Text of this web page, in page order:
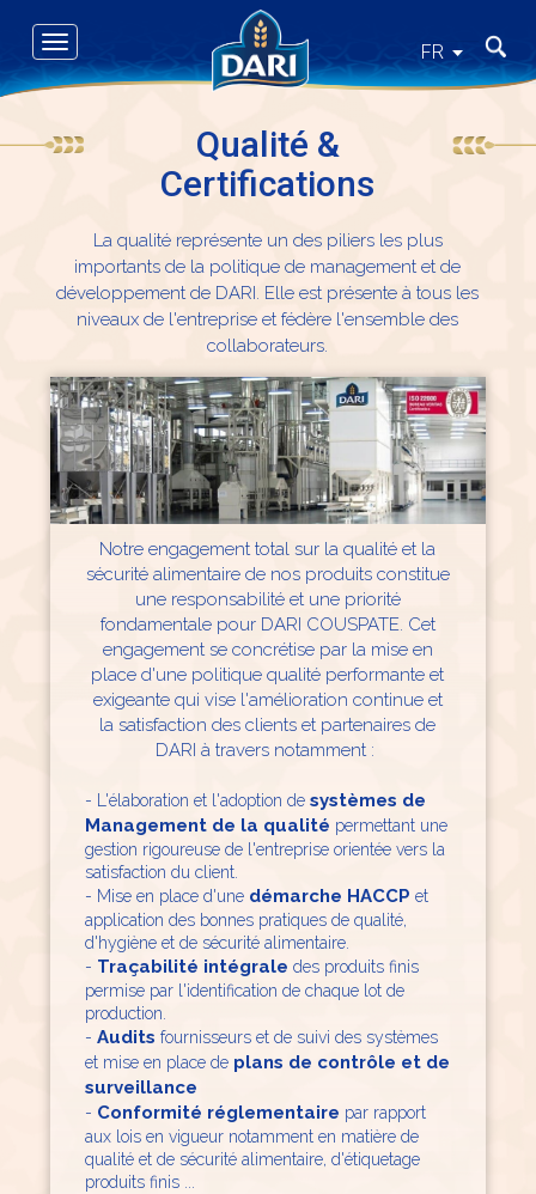
main
content
FR
Toggle
navigation
Qualité &
Certifications
La qualité représente un des piliers les plus
importants de la politique de management et de
développement de DARI. Elle est présente à tous les
niveaux de l'entreprise et fédère l'ensemble des
collaborateurs.
Notre engagement total sur la qualité et la
sécurité alimentaire de nos produits constitue
une responsabilité et une priorité
fondamentale pour DARI COUSPATE. Cet
engagement se concrétise par la mise en
place d'une politique qualité performante et
exigeante qui vise l'amélioration continue et
la satisfaction des clients et partenaires de
DARI à travers notamment :
- L'élaboration et l'adoption de systèmes de
Management de la qualité permettant une
gestion rigoureuse de l'entreprise orientée vers la
satisfaction du client.
- Mise en place d'une démarche HACCP et
application des bonnes pratiques de qualité,
d'hygiène et de sécurité alimentaire.
- Traçabilité intégrale des produits finis
permise par l'identification de chaque lot de
production.
- Audits fournisseurs et de suivi des systèmes
et mise en place de plans de contrôle et de
surveillance
- Conformité réglementaire par rapport
aux lois en vigueur notamment en matière de
qualité et de sécurité alimentaire, d'étiquetage
produits finis ...